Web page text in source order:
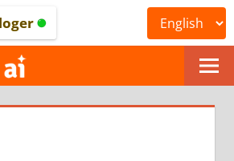
ONLINE
ASTROLOGICAL